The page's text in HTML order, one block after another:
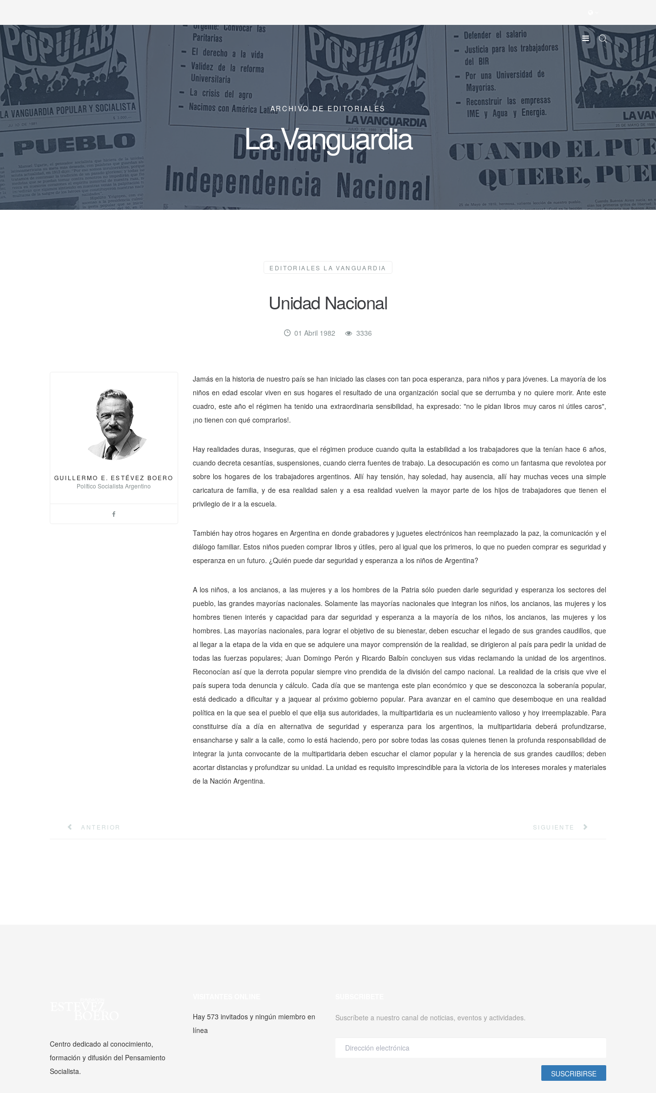
ARCHIVO DE EDITORIALES
La Vanguardia
EDITORIALES LA VANGUARDIA
Unidad Nacional
01 Abril 1982 3336
GUILLERMO E. ESTÉVEZ BOERO
Político Socialista Argentino
Jamás en la historia de nuestro país se han iniciado las clases con tan poca esperan­za, para niños y para jóvenes. La mayoría de los
niños en edad escolar viven en sus ho­gares el resultado de una organización social que se de­rrumba y no quiere morir. An­te este
cuadro, este año el ré­gimen ha tenido una extraor­dinaria sensibilidad, ha expre­sado: "no le pidan libros muy caros ni útiles caros",
¡no tie­nen con qué comprarlos!.
Hay realidades duras, in­seguras, que el régimen produce cuando quita la estabilidad a los trabajadores que la tenían hace 6 años,
cuando decreta cesantías, suspensiones, cuando cie­rra fuentes de trabajo. La desocupación es como un fantasma que re­volotea por
sobre los hogares de los trabajadores argentinos. Allí hay tensión, hay soledad, hay ausencia, allí hay muchas veces una simple
caricatura de familia, y de esa realidad salen y a esa realidad vuelven la mayor parte de los hijos de trabajadores que tienen el
privilegio de ir a la escuela.
También hay otros hogares en Argentina en donde grabadores y juguetes electrónicos han reemplazado la paz, la comunicación y el
diálogo familiar. Estos niños pueden comprar libros y útiles, pero al igual que los primeros, lo que no pueden comprar es seguridad y
es­peranza en un futuro. ¿Quién puede dar seguridad y esperanza a los niños de Argentina?
A los niños, a los ancianos, a las mujeres y a los hombres de la Patria sólo pueden darle seguridad y esperanza los sec­tores del
pueblo, las grandes mayorías nacionales. Solamen­te las mayorías nacionales que integran los niños, los ancia­nos, las mujeres y los
hombres tienen interés y capacidad para dar seguridad y esperanza a la mayoría de los niños, los ancia­nos, las mujeres y los
hombres. Las mayorías nacionales, para lograr el objetivo de su bienestar, deben escuchar el legado de sus grandes caudillos, que
al llegar a la etapa de la vida en que se adquiere una mayor comprensión de la realidad, se dirigieron al país para pe­dir la unidad de
todas las fuer­zas populares; Juan Domingo Perón y Ricardo Balbín con­cluyen sus vidas reclamando la unidad de los argentinos.
Reconocían así que la derrota popular siempre vino prendida de la división del campo nacio­nal. La realidad de la crisis que vive el
país supera toda denun­cia y cálculo. Cada día que se mantenga este plan económico y que se desconozca la sobera­nía popular,
está dedicado a dificultar y a jaquear al próximo gobierno popular. Para avanzar en el camino que desemboque en una realidad
política en la que sea el pueblo el que elija sus autoridades, la multipartidaria es un nucleamiento valioso y hoy irreemplazable. Para
constituirse día a día en alternativa de seguridad y esperanza para los argen­tinos, la multipartidaria deberá profundizarse,
ensancharse y salir a la calle, como lo está haciendo, pero por sobre todas las cosas quienes tienen la profunda responsabilidad de
integrar la junta con­vocante de la multipartidaria deben escuchar el clamor popular y la herencia de sus grandes caudillos; deben
acortar distancias y profundizar su unidad. La unidad es requisito imprescindible para la victoria de los intereses morales y materiales
de la Nación Argentina.
ANTERIOR SIGUIENTE
Centro dedicado al conocimiento,
formación y difusión del Pensamiento
Socialista.
Hay 573 invitados y ningún miembro en
línea
Suscríbete a nuestro canal de noticias, eventos y actividades.